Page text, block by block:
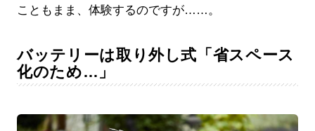
こともまま、体験するのですが……。
バッテリーは取り外し式「省スペース
化のため…」